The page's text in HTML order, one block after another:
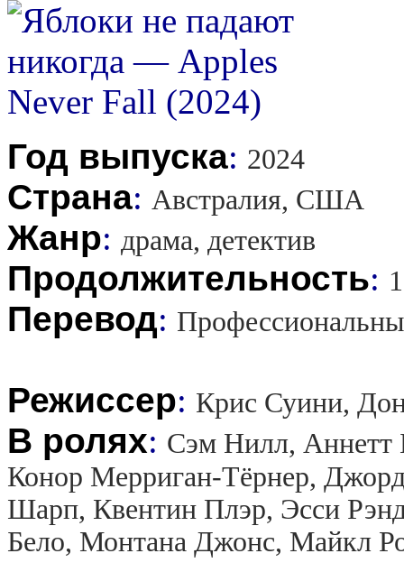
Год выпуска: 2024
Страна: Австралия, США
Жанр: драма, детектив
Продолжительность:
Перевод:
Режиссер: Крис Суини,
В ролях: Сэм Нилл, Аннетт
Конор Мерриган-Тёрнер,
Шарп, Квентин Плэр, Эсси
Бело, Монтана Джонс, Майкл